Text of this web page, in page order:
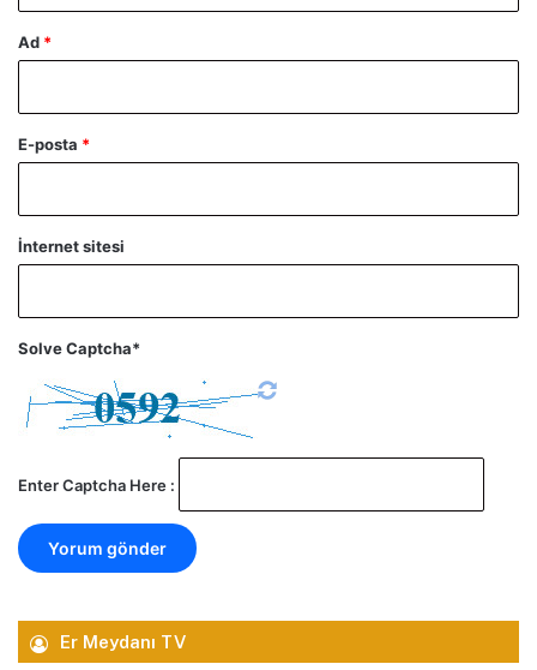
Ad *
E-posta *
İnternet sitesi
Solve Captcha*
Enter Captcha Here :
Er Meydanı TV